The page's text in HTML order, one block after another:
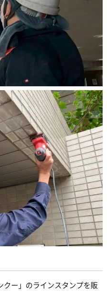
クー」のラインスタンプを販